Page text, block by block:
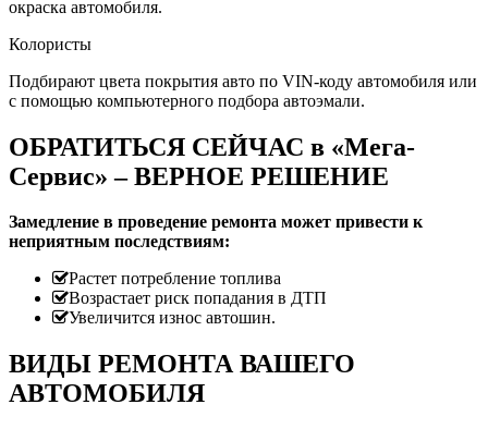
окраска автомобиля.
Колористы
Подбирают цвета покрытия авто по VIN-коду автомобиля или
с помощью компьютерного подбора автоэмали.
ОБРАТИТЬСЯ СЕЙЧАС в «Мега-
Сервис» – ВЕРНОЕ РЕШЕНИЕ
Замедление в проведение ремонта может привести к
неприятным последствиям:
Растет потребление топлива
Возрастает риск попадания в ДТП
Увеличится износ автошин.
ВИДЫ РЕМОНТА ВАШЕГО
АВТОМОБИЛЯ